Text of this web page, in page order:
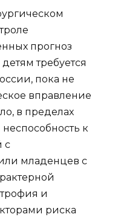
прогноз
требуется
пока не
вправление
в пределах
к
с
младенцев с
и
риска